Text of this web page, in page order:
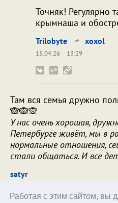
Работая с этим сайтом, вы
Точняк! Регулярно
крымнаша и
Trilobyte xoxol
15.04.26
13:29
Там вся семья дружно
🙈🙉🙊
У нас очень хорошая,
Петербурге живёт, мы в
нормальные отношения,
стали общаться. И все
satyr